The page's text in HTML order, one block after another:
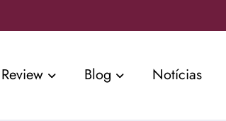
Review Blog Notícias